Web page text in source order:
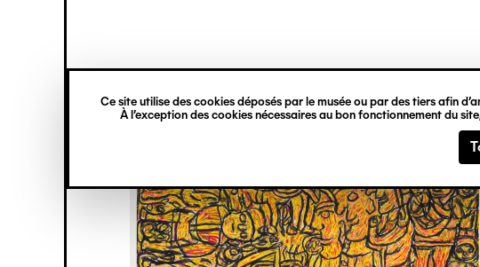
Ce site utilise des cookies déposés par le musée ou par des tiers afin
À l’exception des cookies nécessaires au bon fonctionnement du
principal
verticale